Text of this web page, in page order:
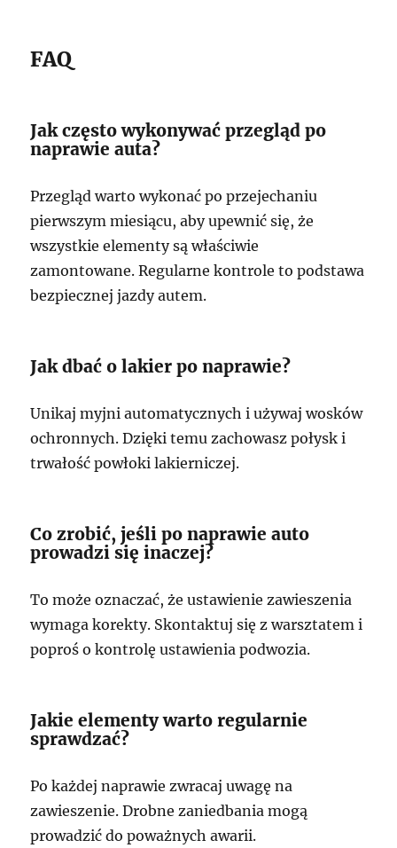
FAQ
Jak często wykonywać przegląd po
naprawie auta?
Przegląd warto wykonać po przejechaniu
pierwszym miesiącu, aby upewnić się, że
wszystkie elementy są właściwie
zamontowane. Regularne kontrole to podstawa
bezpiecznej jazdy autem.
Jak dbać o lakier po naprawie?
Unikaj myjni automatycznych i używaj wosków
ochronnych. Dzięki temu zachowasz połysk i
trwałość powłoki lakierniczej.
Co zrobić, jeśli po naprawie auto
prowadzi się inaczej?
To może oznaczać, że ustawienie zawieszenia
wymaga korekty. Skontaktuj się z warsztatem i
poproś o kontrolę ustawienia podwozia.
Jakie elementy warto regularnie
sprawdzać?
Po każdej naprawie zwracaj uwagę na
zawieszenie. Drobne zaniedbania mogą
prowadzić do poważnych awarii.